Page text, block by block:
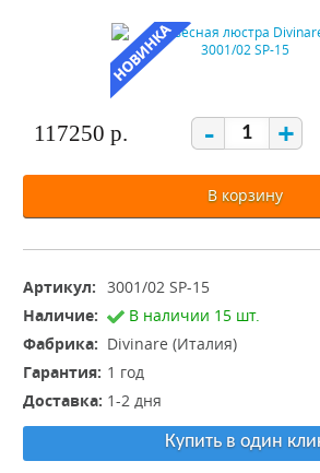
117250 р. - +
В корзину
Артикул: 3001/02 SP-15
Наличие:
В наличии 15 шт.
Фабрика: Divinare (Италия)
Гарантия: 1 год
Доставка: 1-2 дня
Купить в один